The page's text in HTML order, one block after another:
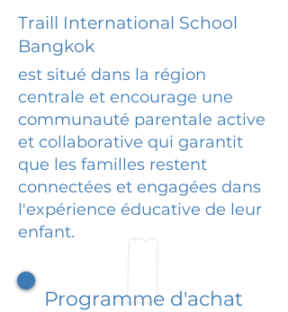
Traill International School
Bangkok
est situé dans la région
centrale et encourage une
communauté parentale active
et collaborative qui garantit
que les familles restent
connectées et engagées dans
l'expérience éducative de leur
enfant.
Programme d'achat